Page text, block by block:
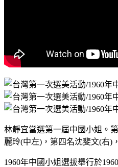
林靜宜當選第一屆中國小姐。
麗玲(中左)，第四名沈斐文(右)
1960年中國小姐選拔舉行於